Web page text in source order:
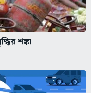
শঙ্কা